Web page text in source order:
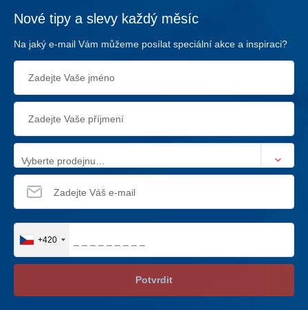
Nové tipy a slevy každý měsíc
Na jaký e-mail Vám můžeme posílat speciální akce a inspiraci?
Vyberte prodejnu…
+420
Potvrdit